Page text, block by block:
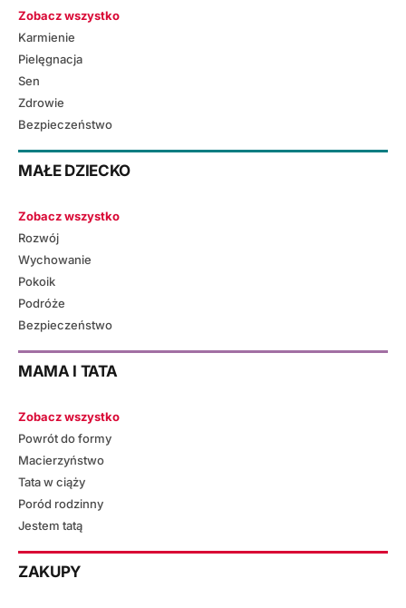
Zobacz wszystko
Karmienie
Pielęgnacja
Sen
Zdrowie
Bezpieczeństwo
MAŁE DZIECKO
Zobacz wszystko
Rozwój
Wychowanie
Pokoik
Podróże
Bezpieczeństwo
MAMA I TATA
Zobacz wszystko
Powrót do formy
Macierzyństwo
Tata w ciąży
Poród rodzinny
Jestem tatą
ZAKUPY